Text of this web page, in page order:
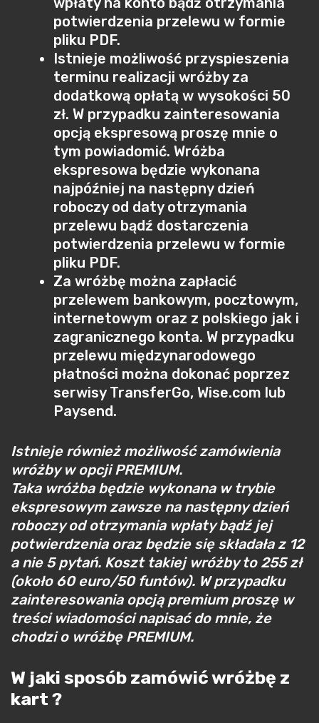
potwierdzenia przelewu w formie
pliku PDF.
Istnieje możliwość przyspieszenia
terminu realizacji wróżby za
dodatkową opłatą w wysokości 50
zł. W przypadku zainteresowania
opcją ekspresową proszę mnie o
tym powiadomić. Wróżba
ekspresowa będzie wykonana
najpóźniej na następny dzień
roboczy od daty otrzymania
przelewu bądź dostarczenia
potwierdzenia przelewu w formie
pliku PDF.
Za wróżbę można zapłacić
przelewem bankowym, pocztowym,
internetowym oraz z polskiego jak i
zagranicznego konta. W przypadku
przelewu międzynarodowego
płatności można dokonać poprzez
serwisy TransferGo, Wise.com lub
Paysend.
Istnieje również możliwość zamówienia
wróżby w opcji PREMIUM.
Taka wróżba będzie wykonana w trybie
ekspresowym zawsze na następny dzień
roboczy od otrzymania wpłaty bądź jej
potwierdzenia oraz będzie się składała z 12
a nie 5 pytań. Koszt takiej wróżby to 255 zł
(około 60 euro/50 funtów). W przypadku
zainteresowania opcją premium proszę w
treści wiadomości napisać do mnie, że
chodzi o wróżbę PREMIUM.
W jaki sposób zamówić wróżbę z
kart ?